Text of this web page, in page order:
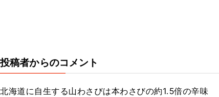
投稿者からのコメント
北海道に自生する山わさびは本わさびの約1.5倍の辛味